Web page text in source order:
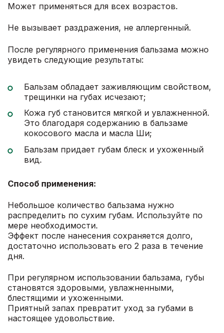
Может применяться для всех возрастов.
Не вызывает раздражения, не аллергенный.
После регулярного применения бальзама можно
увидеть следующие результаты:
Бальзам обладает заживляющим свойством,
трещинки на губах исчезают;
Кожа губ становится мягкой и увлажненной.
Это благодаря содержанию в бальзаме
кокосового масла и масла Ши;
Бальзам придает губам блеск и ухоженный
вид.
Способ применения:
Небольшое количество бальзама нужно
распределить по сухим губам. Используйте по
мере необходимости.
Эффект после нанесения сохраняется долго,
достаточно использовать его 2 раза в течение
дня.
При регулярном использовании бальзама, губы
становятся здоровыми, увлажненными,
блестящими и ухоженными.
Приятный запах превратит уход за губами в
настоящее удовольствие.